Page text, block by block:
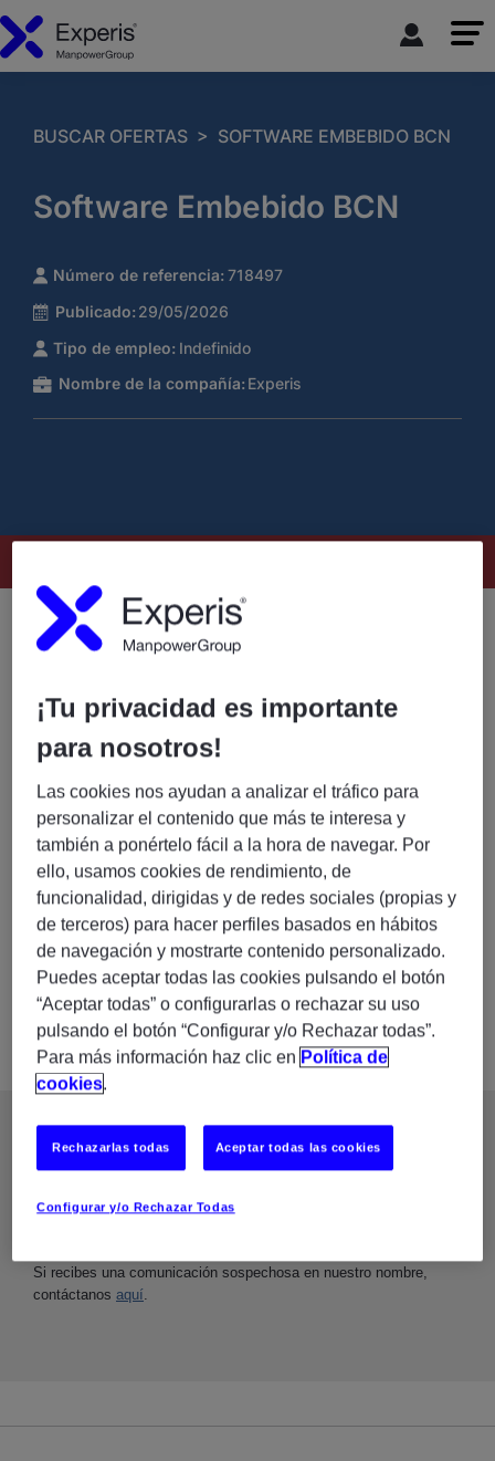
BUSCAR OFERTAS > SOFTWARE EMBEBIDO BCN
Software Embebido BCN
Número de referencia: 718497
Publicado: 29/05/2026
Tipo de empleo: Indefinido
Nombre de la compañía: Experis
UBICACIÓN
ALCOBENDAS
Tu seguridad y la protección de tus datos son importantes para
contratación seguro y transparente. Nunca solicitaremos pagos,
Si recibes una comunicación sospechosa en nuestro nombre,
contáctanos aquí.
¡Tu privacidad es importante
para nosotros!
Las cookies nos ayudan a analizar el tráfico para
personalizar el contenido que más te interesa y
también a ponértelo fácil a la hora de navegar. Por
ello, usamos cookies de rendimiento, de
funcionalidad, dirigidas y de redes sociales (propias y
de terceros) para hacer perfiles basados en hábitos
de navegación y mostrarte contenido personalizado.
Puedes aceptar todas las cookies pulsando el botón
“Aceptar todas” o configurarlas o rechazar su uso
pulsando el botón “Configurar y/o Rechazar todas”.
Para más información haz clic en Política de
cookies.
Configurar y/o Rechazar Todas
Rechazarlas todas Aceptar todas las cookies